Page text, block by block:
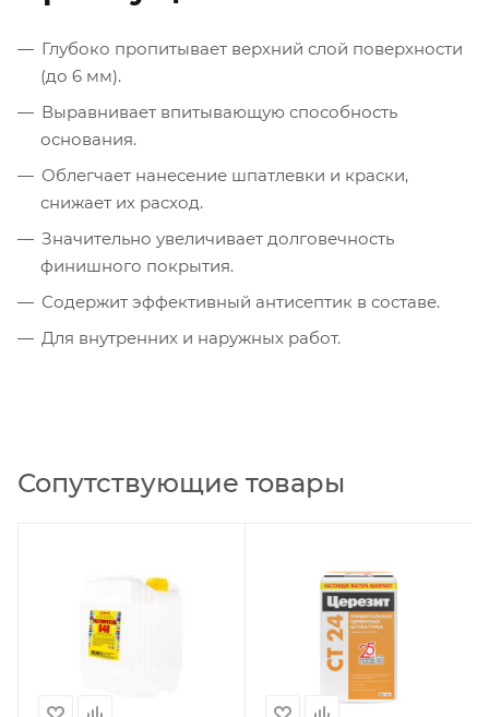
Глубоко пропитывает верхний слой поверхности
(до 6 мм).
Выравнивает впитывающую способность
основания.
Облегчает нанесение шпатлевки и краски,
снижает их расход.
Значительно увеличивает долговечность
финишного покрытия.
Содержит эффективный антисептик в составе.
Для внутренних и наружных работ.
Сопутствующие товары